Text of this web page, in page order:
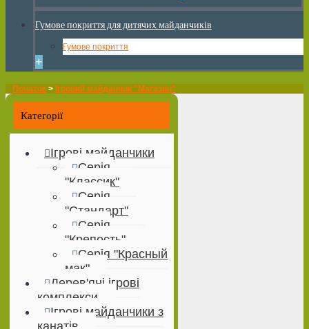
Гумове покриття для дитячих майданчиків
Гумове покриття
+
Початок > Ігровий майданчик "Магазин"
Категорії
Ігрові майданчики
Серія
"Классик"
Серія
"Стандарт"
Серія
"Крепость"
Серія "Красный
мак"
Дерев'яні ігрові
комплекси
Ігрові майданчики з
канатів